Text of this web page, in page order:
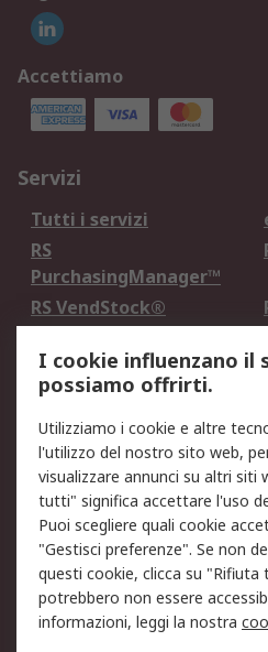
Accettiamo
Servizi
Tutti i servizi
RS
PurchasingManager™
RS VendStock®
Legale
Informativa Cookie
Email Security
Condizioni di vendita
Etica e responsabilità
Chi Siamo
I cookie influenzano il
possiamo offrirti.
Utilizziamo i cookie e altre
l'utilizzo del nostro sito web,
visualizzare annunci su altri siti
tutti" significa accettare l'uso
Puoi scegliere quali cookie
"Gestisci preferenze". Se non
questi cookie, clicca su
potrebbero non essere
informazioni, leggi la nostra